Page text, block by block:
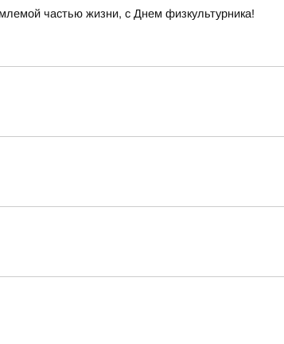
частью жизни, с Днем физкультурника!